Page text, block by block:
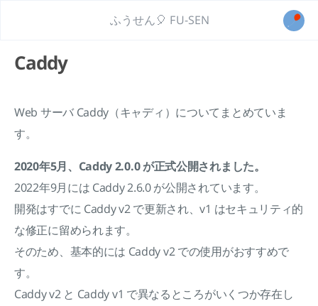
ふうせん🎈 FU-SEN
Caddy
Web サーバ Caddy（キャディ）についてまとめていま
す。
2020年5月、Caddy 2.0.0 が正式公開されました。
2022年9月には Caddy 2.6.0 が公開されています。
開発はすでに Caddy v2 で更新され、v1 はセキュリティ的
な修正に留められます。
そのため、基本的には Caddy v2 での使用がおすすめで
す。
Caddy v2 と Caddy v1 で異なるところがいくつか存在し